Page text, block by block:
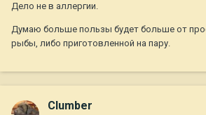
Дело не в аллергии.
Думаю больше пользы будет больше от
рыбы, либо приготовленной на пару.
Clumber